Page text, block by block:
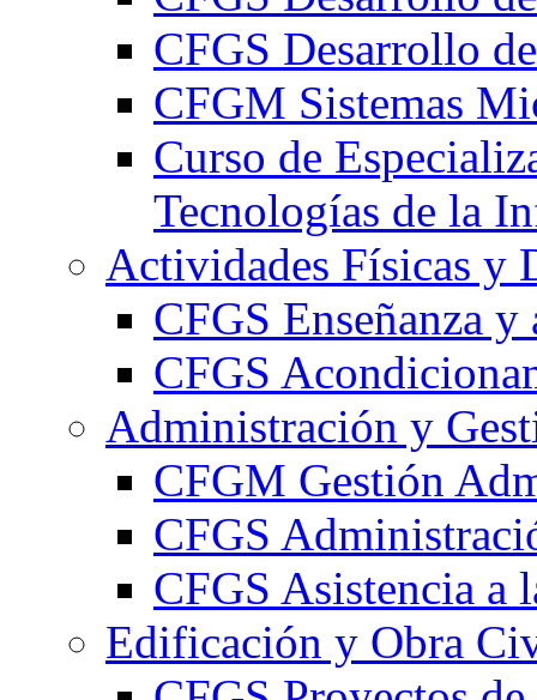
CFGS Desarrollo
CFGM Sistemas
Curso de
Tecnologías de la
Actividades Físicas y
CFGS Enseñanza
CFGS
Administración y
CFGM Gestión
CFGS
CFGS Asistencia a
Edificación y Obra